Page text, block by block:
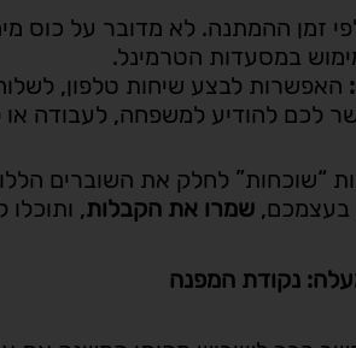
זמן ההמתנה. לא מדובר על כוס
האפשרות לבצע שיחות טלפון,
לכם להודיע למשפחה, לעבודה או
“שוכחות” לחלק את השוברים
בעצמכם, שמרו את הקבלות,
נקודת המפנה